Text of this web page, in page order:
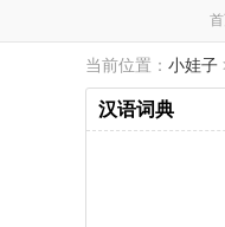
当前位置： 小娃子
汉语词典